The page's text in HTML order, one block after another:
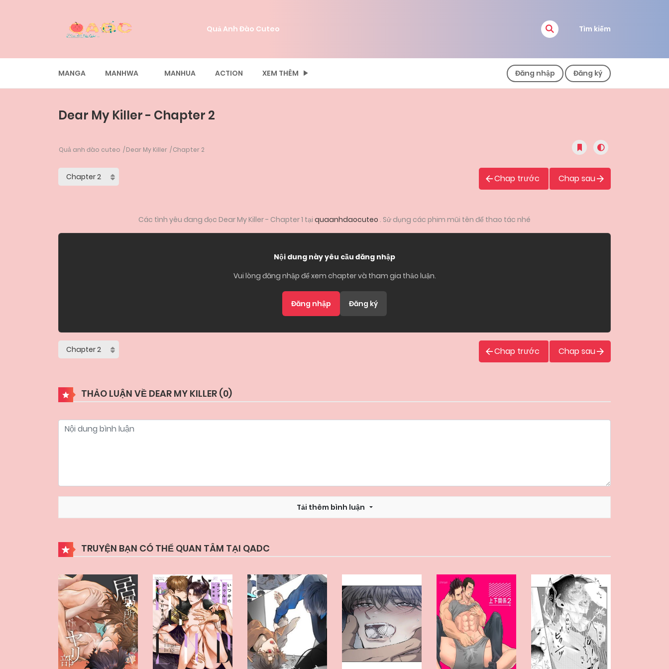
Quả Anh Đào Cuteo Tìm kiếm
MANGA MANHWA MANHUA ACTION XEM THÊM Đăng nhập Đăng ký
Dear My Killer - Chapter 2
Quả anh đào cuteo Dear My Killer Chapter 2
Chap trước Chap sau
Các tình yêu đang đọc Dear My Killer - Chapter 1 tại quaanhdaocuteo . Sử dụng các phim mũi tên để thao tác nhé
Nội dung này yêu cầu đăng nhập
Vui lòng đăng nhập để xem chapter và tham gia thảo luận.
Đăng nhập Đăng ký
Chap trước Chap sau
THẢO LUẬN VỀ DEAR MY KILLER (0)
Tải thêm bình luận
TRUYỆN BẠN CÓ THỂ QUAN TÂM TẠI QADC